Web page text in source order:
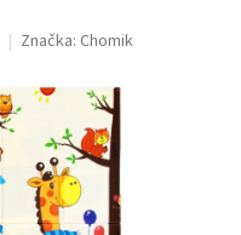
Značka: Chomik